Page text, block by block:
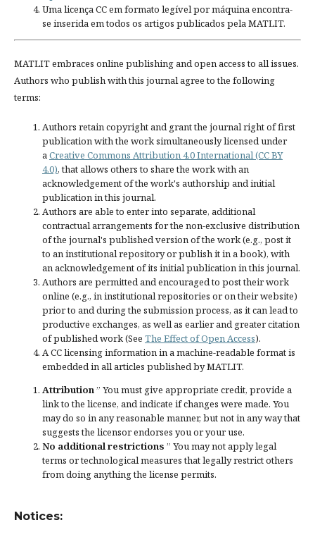
Uma licença CC em formato legível por máquina encontra-
se inserida em todos os artigos publicados pela MATLIT.
MATLIT embraces online publishing and open access to all issues.
Authors who publish with this journal agree to the following
terms:
Authors retain copyright and grant the journal right of first
publication with the work simultaneously licensed under
aCreative Commons Attribution 4.0 International (CC BY
4.0), that allows others to share the work with an
acknowledgement of the work's authorship and initial
publication in this journal.
Authors are able to enter into separate, additional
contractual arrangements for the non-exclusive distribution
of the journal's published version of the work (e.g., post it
to an institutional repository or publish it in a book), with
an acknowledgement of its initial publication in this journal.
Authors are permitted and encouraged to post their work
online (e.g., in institutional repositories or on their website)
prior to and during the submission process, as it can lead to
productive exchanges, as well as earlier and greater citation
of published work (See The Effect of Open Access).
A CC licensing information in a machine-readable format is
embedded in all articles published by MATLIT.
Attribution” You must give appropriate credit, provide a
link to the license, andindicate if changes were made. You
may do so in any reasonable manner, but not in any way that
suggests the licensor endorses you or your use.
No additional restrictions ” You may not apply legal
terms ortechnological measuresthat legally restrict others
from doing anything the license permits.
Notices: